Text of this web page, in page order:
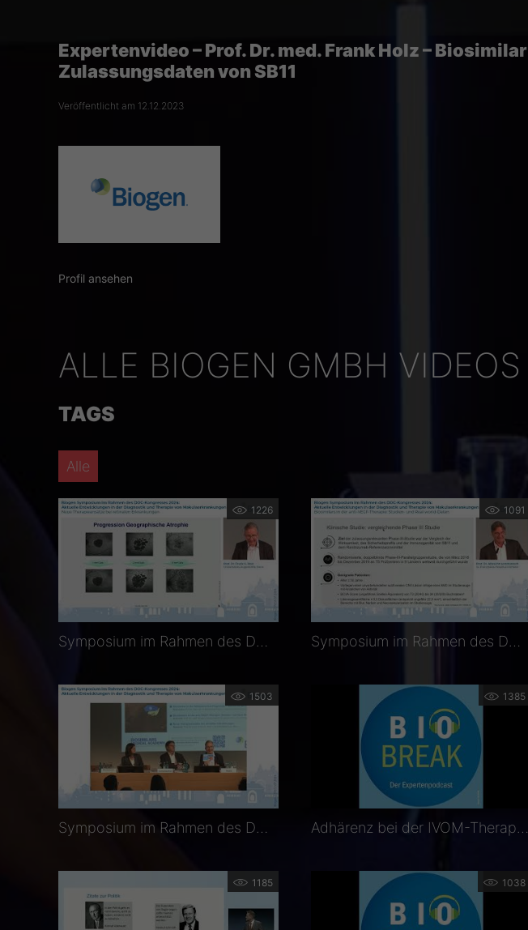
Expertenvideo – Prof. Dr. med. Frank Holz –
Zulassungsdaten von SB11
Veröffentlicht am 12.12.2023
Profil ansehen
ALLE BIOGEN GMBH VIDEOS
TAGS
Alle
1226
Symposium im Rahmen des DOC-Kongresses 2024: Neue Therapieansätze bei retinalen Erkrankungen
1091
Symposium im Rahmen des DOC-Kongresses 2024: Biosimilars in der anti-VEGF-Therapie: Studien- und Real-World-Daten
1503 1385
1185 1038